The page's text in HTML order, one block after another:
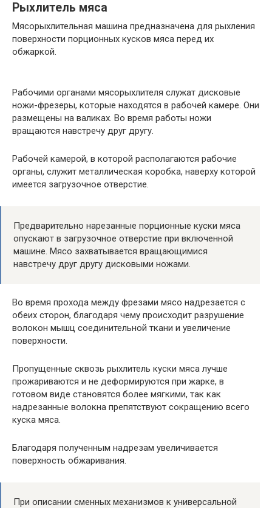
Рыхлитель мяса
Мясорыхлительная машина предназначена для рыхления
поверхности порционных кусков мяса перед их
обжаркой.
Рабочими органами мясорыхлителя служат дисковые
ножи-фрезеры, которые находятся в рабочей камере. Они
размещены на валиках. Во время работы ножи
вращаются навстречу друг другу.
Рабочей камерой, в которой располагаются рабочие
органы, служит металлическая коробка, наверху которой
имеется загрузочное отверстие.
Предварительно нарезанные порционные куски мяса
опускают в загрузочное отверстие при включенной
машине. Мясо захватывается вращающимися
навстречу друг другу дисковыми ножами.
Во время прохода между фрезами мясо надрезается с
обеих сторон, благодаря чему происходит разрушение
волокон мышц соединительной ткани и увеличение
поверхности.
Пропущенные сквозь рыхлитель куски мяса лучше
прожариваются и не деформируются при жарке, в
готовом виде становятся более мягкими, так как
надрезанные волокна препятствуют сокращению всего
куска мяса.
Благодаря полученным надрезам увеличивается
поверхность обжаривания.
При описании сменных механизмов к универсальной